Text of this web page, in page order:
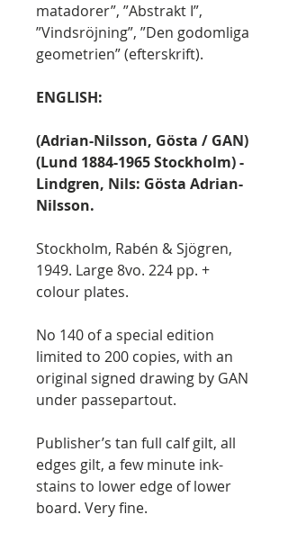
matadorer”, ”Abstrakt I”,
”Vindsröjning”, ”Den godomliga
geometrien” (efterskrift).
ENGLISH:
(Adrian-Nilsson, Gösta / GAN)
(Lund 1884-1965 Stockholm) -
Lindgren, Nils: Gösta Adrian-
Nilsson.
Stockholm, Rabén & Sjögren,
1949. Large 8vo. 224 pp. +
colour plates.
No 140 of a special edition
limited to 200 copies, with an
original signed drawing by GAN
under passepartout.
Publisher’s tan full calf gilt, all
edges gilt, a few minute ink-
stains to lower edge of lower
board. Very fine.